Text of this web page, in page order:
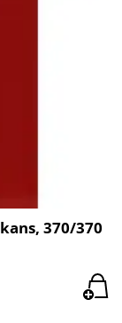
370/370